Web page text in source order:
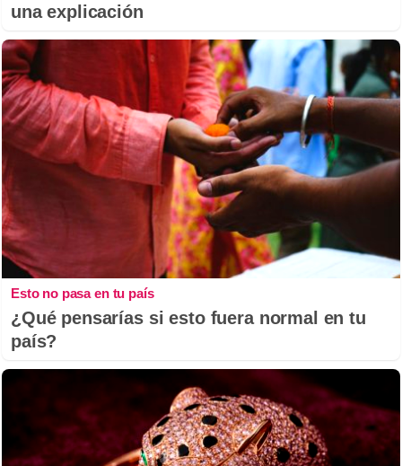
una explicación
Esto no pasa en tu país
¿Qué pensarías si esto fuera normal en tu
país?